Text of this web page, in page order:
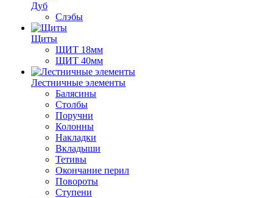
Дуб
Слэбы
Щиты
ЩИТ 18мм
ЩИТ 40мм
Лестничные элементы
Балясины
Столбы
Поручни
Колонны
Накладки
Вкладыши
Тетивы
Окончание перил
Повороты
Ступени